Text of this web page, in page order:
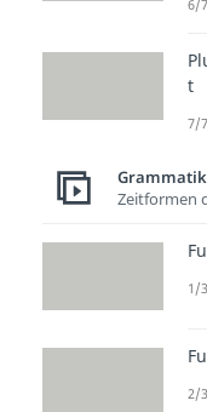
6/
t
7/
Grammatik
Zeitformen
1/
2/